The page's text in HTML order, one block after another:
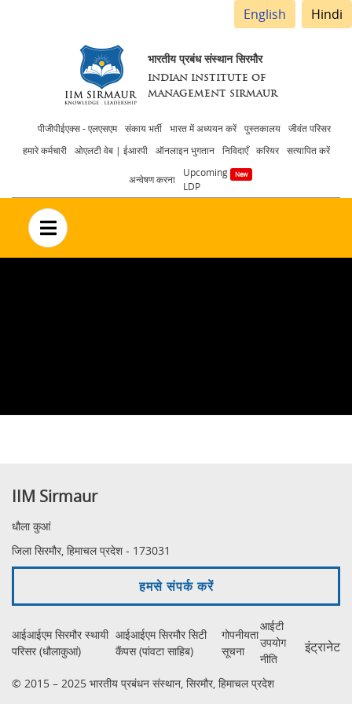
English Hindi
भारतीय प्रबंध संस्थान सिरमौर
INDIAN INSTITUTE OF
MANAGEMENT SIRMAUR
Header
menu
पीजीपीईएक्स - एलएसएम संकाय भर्ती भारत में अध्ययन करें पुस्तकालय
जीवंत परिसर
हमारे कर्मचारी
ओएलटी वेब | ईआरपी ऑनलाइन भुगतान निविदाएँ करियर सत्यापित करें
अन्वेषण करना
Upcoming
LDP
no text
IIM Sirmaur
धौला कुआं
जिला सिरमौर, हिमाचल प्रदेश - 173031
हमसे संपर्क करें
आईआईएम सिरमौर स्थायी
परिसर (धौलाकुआं)
आईआईएम सिरमौर सिटी
कैंपस (पांवटा साहिब)
गोपनीयता
सूचना
आईटी
उपयोग
नीति
इंट्रानेट
© 2015 – 2025 भारतीय प्रबंधन संस्थान, सिरमौर, हिमाचल प्रदेश